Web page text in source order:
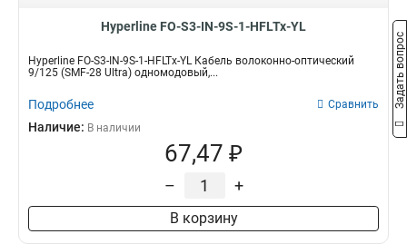
Hyperline FO-S3-IN-9S-1-HFLTx-YL
Hyperline FO-S3-IN-9S-1-HFLTx-YL Кабель волоконно-оптический
9/125 (SMF-28 Ultra) одномодовый,...
Подробнее Сравнить
Наличие: В наличии
67,47 ₽
– +
В корзину
Задать вопрос